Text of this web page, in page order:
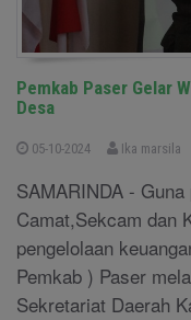
Pemkab Paser Gelar
Desa
05-10-2024 Ika marsila
SAMARINDA -
Camat,Sekcam dan
pengelolaan
Pemkab ) Paser
Sekretariat Daerah